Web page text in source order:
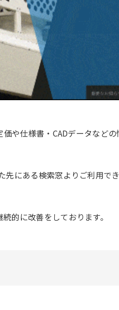
や仕様書・CADデータなど
にある検索窓よりご利用でき
的に改善をしております。